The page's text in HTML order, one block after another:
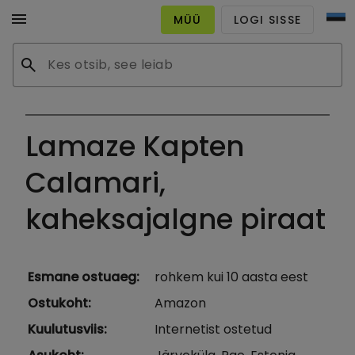
menu
search
MÜÜ LOGI SISSE
Lamaze Kapten
Calamari,
kaheksajalgne piraat
Esmane ostuaeg:
rohkem kui 10 aasta eest
Ostukoht:
Amazon
Kuulutusviis:
Internetist ostetud